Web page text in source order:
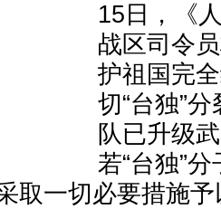
15日，《
战区司令
护祖国完
切“台独”
队已升级
若“台独”
取一切必要措施